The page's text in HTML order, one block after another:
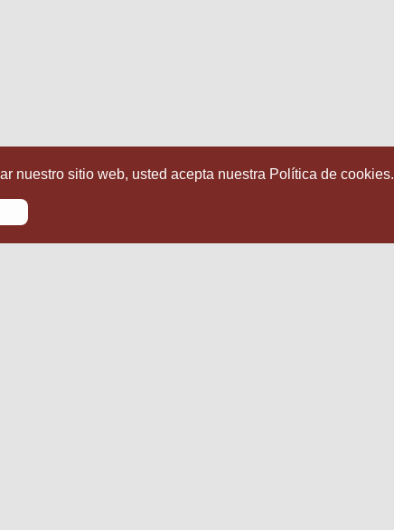
nuestro sitio web, usted acepta nuestra Política de cookies.